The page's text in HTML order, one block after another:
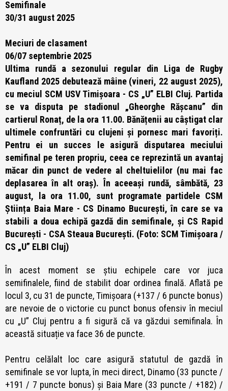
Semifinale
30/31 august 2025
Meciuri de clasament
06/07 septembrie 2025
Ultima rundă a sezonului regular din Liga de Rugby
Kaufland 2025 debutează mâine (vineri, 22 august 2025),
cu meciul SCM USV Timișoara - CS „U” ELBI Cluj. Partida
se va disputa pe stadionul „Gheorghe Rășcanu” din
cartierul Ronaț, de la ora 11.00. Bănățenii au câștigat clar
ultimele confruntări cu clujeni și pornesc mari favoriți.
Pentru ei un succes le asigură disputarea meciului
semifinal pe teren propriu, ceea ce reprezintă un avantaj
măcar din punct de vedere al cheltuielilor (nu mai fac
deplasarea în alt oraș). În aceeași rundă, sâmbătă, 23
august, la ora 11.00, sunt programate partidele CSM
Știința Baia Mare - CS Dinamo București, în care se va
stabili a doua echipă gazdă din semifinale, și CS Rapid
București - CSA Steaua București. (Foto: SCM Timișoara /
CS „U” ELBI Cluj)
În acest moment se știu echipele care vor juca
semifinalele, fiind de stabilit doar ordinea finală. Aflată pe
locul 3, cu 31 de puncte,Timișoara (+137 / 6 puncte bonus)
are nevoie de o victorie cu punct bonus ofensiv în meciul
cu „U” Cluj pentru a fi sigură că va găzdui semifinala. În
această situație va face 36 de puncte.
Pentru celălalt loc care asigură statutul de gazdă în
semifinale se vor lupta, în meci direct, Dinamo (33 puncte /
+191 / 7 puncte bonus) și Baia Mare (33 puncte / +182) /